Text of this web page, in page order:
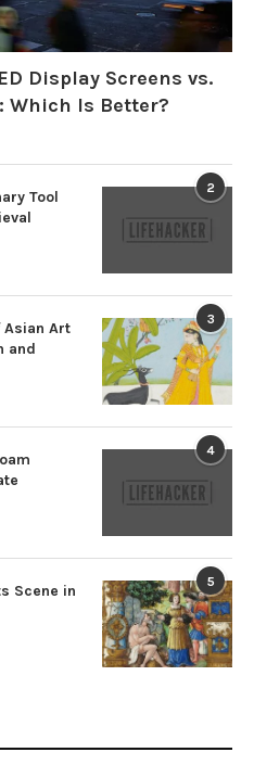
Display Screens vs.
Is Better?
2
Tool
3
Asian Art
and
4
5
Scene in